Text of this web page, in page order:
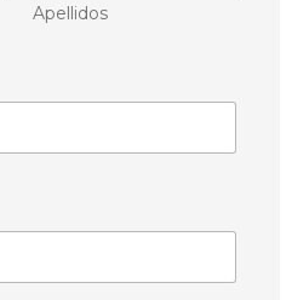
Apellidos